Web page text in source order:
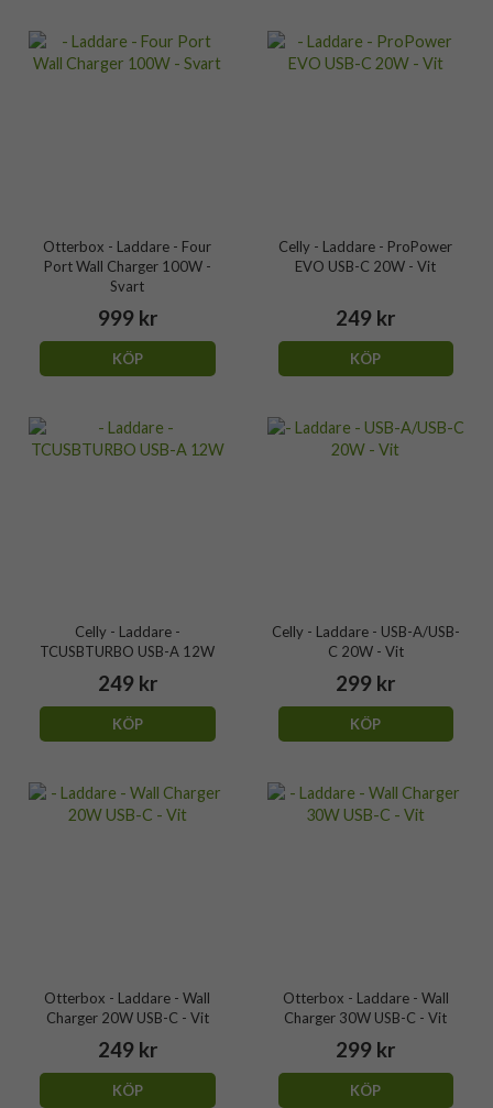
Otterbox - Laddare - Four
Port Wall Charger 100W -
Svart
999 kr
KÖP
Celly - Laddare - ProPower
EVO USB-C 20W - Vit
249 kr
KÖP
Celly - Laddare -
TCUSBTURBO USB-A 12W
249 kr
KÖP
Celly - Laddare - USB-A/USB-
C 20W - Vit
299 kr
KÖP
Otterbox - Laddare - Wall
Charger 20W USB-C - Vit
249 kr
KÖP
Otterbox - Laddare - Wall
Charger 30W USB-C - Vit
299 kr
KÖP